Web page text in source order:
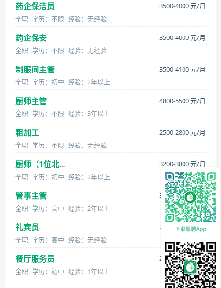
药企保洁员
3500-4000 元/月
全职 学历：不限 经验：无经验
药企保安
3500-4000 元/月
全职 学历：不限 经验：无经验
制服间主管
3500-4100 元/月
全职 学历：初中 经验：2年以上
厨师主管
4800-5500 元/月
全职 学历：不限 经验：3年以上
粗加工
2500-2800 元/月
全职 学历：不限 经验：无经验
厨师（1位北方面点师）
3200-3800 元/月
全职 学历：初中 经验：2年以上
管事主管
3500-4100 元/月
全职 学历：高中 经验：2年以上
礼宾员
2700-3200 元/月
全职 学历：高中 经验：无经验
餐厅服务员
2700-3200 元/月
全职 学历：初中 经验：1年以上